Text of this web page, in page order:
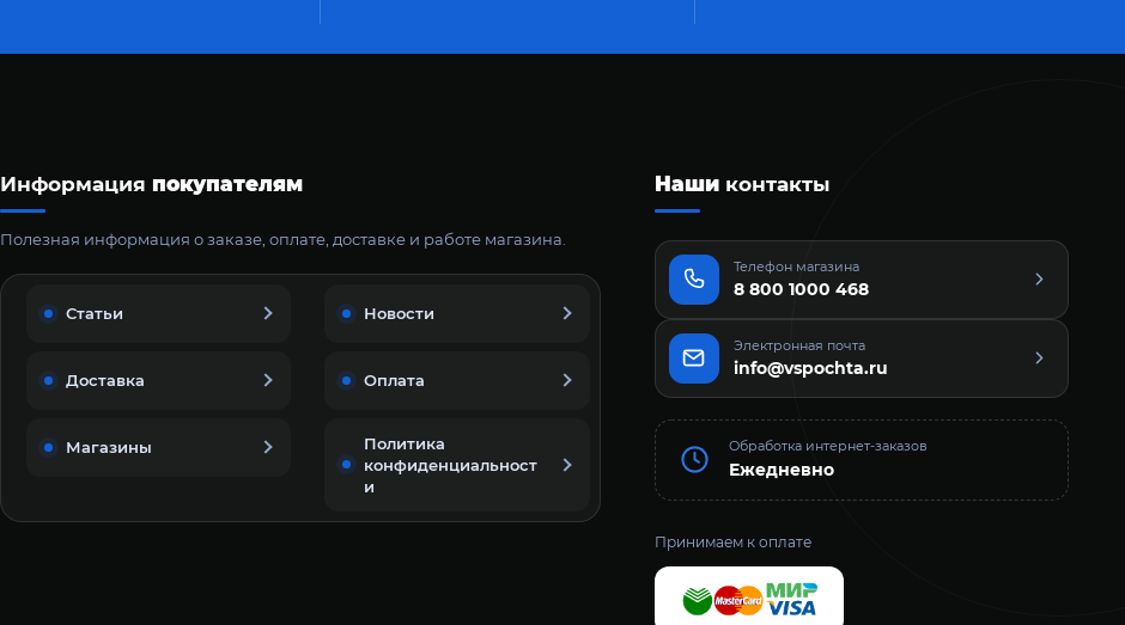
Информация покупателям
Полезная информация о заказе, оплате, доставке и работе магазина.
Статьи Новости
Доставка Оплата
Магазины
Политика
конфиденциальност
и
Нашиконтакты
Телефон магазина
8 800 1000 468
Электронная почта
info@vspochta.ru
Обработка интернет-заказов
Ежедневно
Принимаем к оплате